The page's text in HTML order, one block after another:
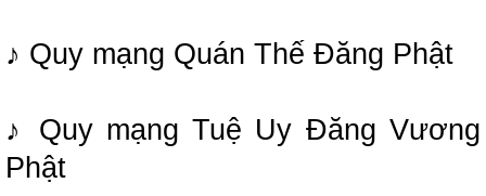
♪ Quy mạng Quán Thế Đăng Phật
♪ Quy mạng Tuệ Uy Đăng Vương
Phật